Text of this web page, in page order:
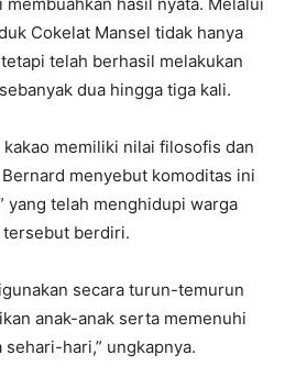
Cokelat Mansel tidak hanya
telah berhasil melakukan
dua hingga tiga kali.
kakao memiliki nilai filosofis dan
menyebut komoditas ini
yang telah menghidupi warga
tersebut berdiri.
secara turun-temurun
anak-anak serta memenuhi
hari,” ungkapnya.